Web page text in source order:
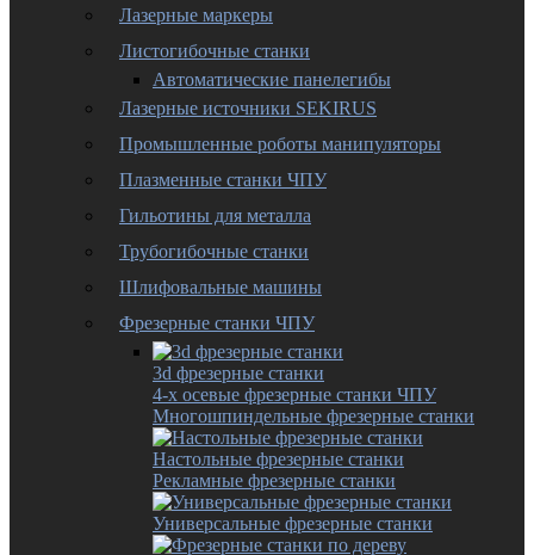
Лазерные маркеры
Листогибочные станки
Автоматические панелегибы
Лазерные источники SEKIRUS
Промышленные роботы манипуляторы
Плазменные станки ЧПУ
Гильотины для металла
Трубогибочные станки
Шлифовальные машины
Фрезерные станки ЧПУ
3d фрезерные станки
4-х осевые фрезерные станки ЧПУ
Многошпиндельные фрезерные станки
Настольные фрезерные станки
Рекламные фрезерные станки
Универсальные фрезерные станки